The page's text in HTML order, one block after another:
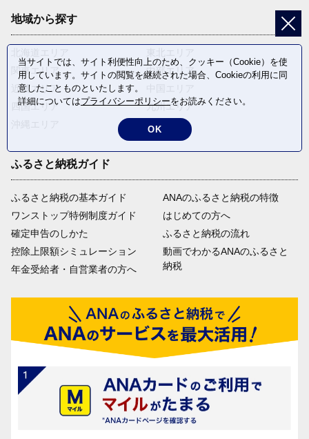
地域から探す
関東エリア
近畿エリア
四国エリア
中部エリア
九州エリア
ふるさと納税ガイド
ふるさと納税の基本ガイド
ワンストップ特例制度ガイド
確定申告のしかた
控除上限額シミュレーション
年金受給者・自営業者の方へ
ANAのふるさと納税の特徴
はじめての方へ
ふるさと納税の流れ
動画でわかるANAのふるさと
納税
当サイトでは、サイト利便性向上のため、クッキー（Cookie）を使
用しています。サイトの閲覧を継続された場合、Cookieの利用に同
意したことものといたします。
詳細についてはプライバシーポリシーをお読みください。
OK